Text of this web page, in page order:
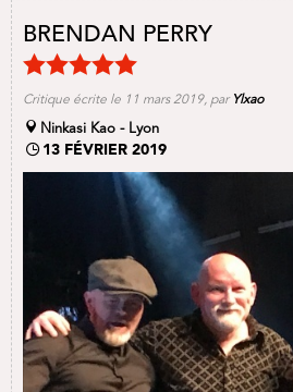
BRENDAN PERRY
Critique écrite le 11 mars 2019, par Ylxao
Ninkasi Kao - Lyon
13 FÉVRIER 2019